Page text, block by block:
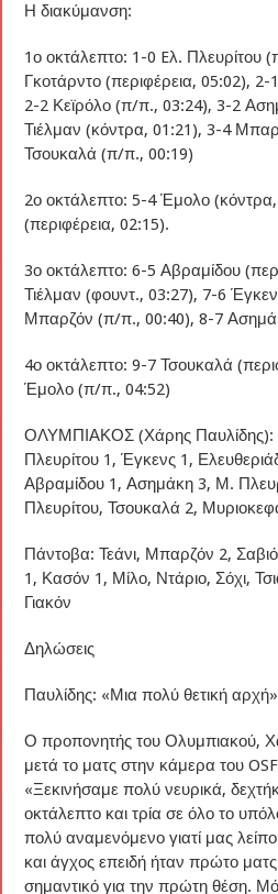
Η διακύμανση:
1ο οκτάλεπτο: 1-0 Eλ. Πλευρίτου
Γκοτάρντο (περιφέρεια, 05:02),
2-2 Κεϊρόλο (π/π., 03:24), 3-2
Τιέλμαν (κόντρα, 01:21), 3-4
Τσουκαλά (π/π., 00:19)
2ο οκτάλεπτο: 5-4 Έμολο
(περιφέρεια, 02:15).
3ο οκτάλεπτο: 6-5 Αβραμίδου
Τιέλμαν (φουντ., 03:27), 7-6
Μπαρζόν (π/π., 00:40), 8-7
4ο οκτάλεπτο: 9-7 Τσουκαλά
Έμολο (π/π., 04:52)
ΟΛΥΜΠΙΑΚΟΣ (Χάρης Παυλίδης):
Πλευρίτου 1, Έγκενς 1,
Αβραμίδου 1, Ασημάκη 3, Μ.
Πλευρίτου, Τσουκαλά 2,
Πάντοβα: Τεάνι, Μπαρζόν 2,
1, Κασόν 1, Μίλο, Ντάριο, Σόχι,
Γιακόν
Δηλώσεις
Παυλίδης: «Μια πολύ θετική αρχή»
Ο προπονητής του Ολυμπιακού,
μετά το ματς στην κάμερα του
«Ξεκινήσαμε πολύ νευρικά,
οκτάλεπτο και τρία σε όλο το
πολύ αναμενόμενο γιατί μας
και άγχος επειδή ήταν πρώτο
σημαντικό για την πρώτη θέση.